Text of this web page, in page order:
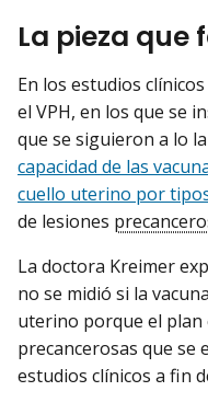
La pieza que
En los estudios
el VPH, en los que se
que se siguieron a lo
capacidad de las
cuello uterino por
de lesiones
La doctora Kreimer
no se midió si la
uterino porque el
precancerosas que
estudios clínicos a fin